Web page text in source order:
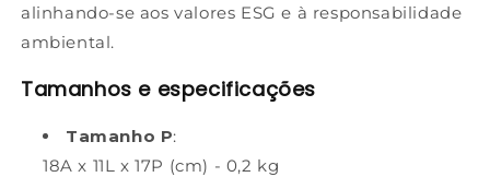
alinhando-se aos valores ESG e à responsabilidade
ambiental.
Tamanhos e especificações
Tamanho P:
18A x 11L x 17P (cm) - 0,2 kg